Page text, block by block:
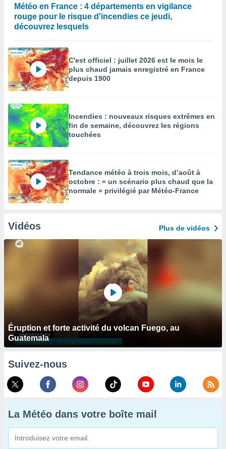
Météo en France : 4 départements en vigilance
rouge pour le risque d'incendies ce jeudi,
découvrez lesquels
C'est officiel : juillet 2026 est le mois le
plus chaud jamais enregistré en France
depuis 1900
Incendies : nouveaux risques extrêmes en
fin de semaine, découvrez les régions
touchées
Tendance météo à trois mois, d’août à
octobre : « un scénario plus chaud que la
normale » privilégié par Météo-France
Vidéos Plus de vidéos
Éruption et forte activité du volcan Fuego, au
Guatemala
Suivez-nous
La Météo dans votre boîte mail